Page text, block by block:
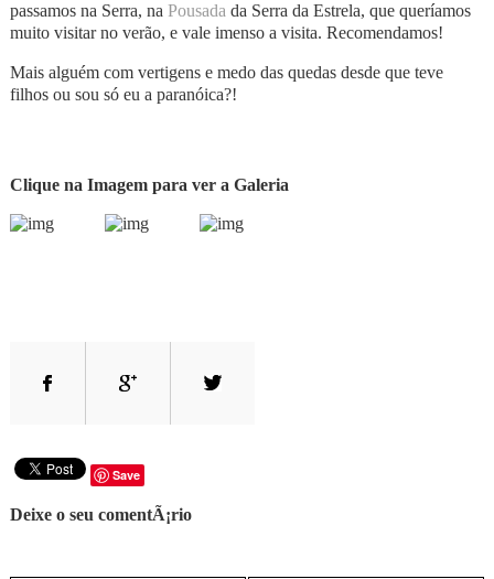
passamos na Serra, na Pousadada Serra da Estrela, que queríamos
muito visitar no verão, e vale imenso a visita. Recomendamos!
Mais alguém com vertigens e medo das quedas desde que teve
filhos ou sou só eu a paranóica?!
Clique na Imagem para ver a Galeria
Save
Deixe o seu comentÃ¡rio